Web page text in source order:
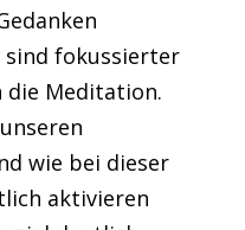
sind fokussierter
die Meditation.
wie bei dieser
aktivieren